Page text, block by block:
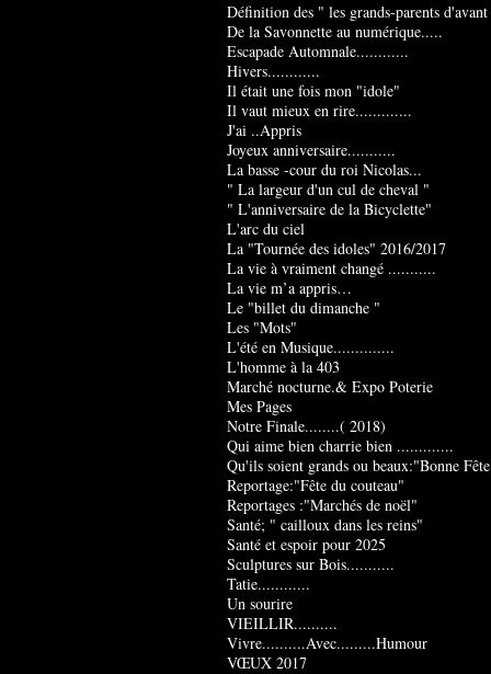
Définition des " les grands-parents
De la Savonnette au numérique.....
Escapade Automnale............
Hivers............
Il était une fois mon "idole"
Il vaut mieux en rire.............
J'ai ..Appris
Joyeux anniversaire...........
La basse -cour du roi Nicolas...
" La largeur d'un cul de cheval "
" L'anniversaire de la Bicyclette"
L'arc du ciel
La "Tournée des idoles" 2016/2017
La vie à vraiment changé ...........
La vie m’a appris…
Le "billet du dimanche "
Les "Mots"
L'été en Musique..............
L'homme à la 403
Marché nocturne.& Expo Poterie
Mes Pages
Notre Finale........( 2018)
Qui aime bien charrie bien .............
Qu'ils soient grands ou beaux:"Bonne
Reportage:"Fête du couteau"
Reportages :"Marchés de noël"
Santé; " cailloux dans les reins"
Santé et espoir pour 2025
Sculptures sur Bois...........
Tatie............
Un sourire
VIEILLIR..........
Vivre..........Avec.........Humour
VŒUX 2017